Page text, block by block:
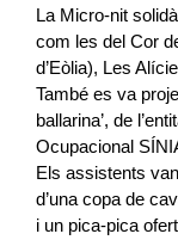
La Micro-nit
com les del Cor
d’Eòlia), Les
També es va
ballarina’, de
Ocupacional
Els assistents
d’una copa de
i un pica-pica